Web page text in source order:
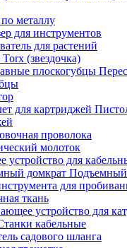
металлу
для инструментов
для растений
(звездочка)
проволока
молоток
устройство для
Подъемный
для
ткань
устройство для
кабельные
садового шланга